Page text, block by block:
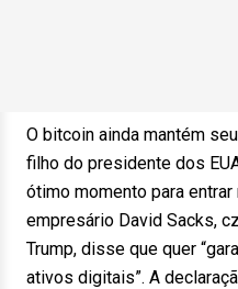
O bitcoin ainda mantém
filho do presidente dos
ótimo momento para entrar
empresário David Sacks,
Trump, disse que quer
ativos digitais”. A